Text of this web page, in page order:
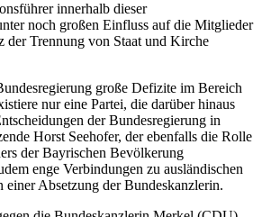
innerhalb dieser
noch großen Einfluss auf die Mitglieder
der Trennung von Staat und Kirche
große Defizite im Bereich
nur eine Partei, die darüber hinaus
der Bundesregierung in
Horst Seehofer, der ebenfalls die Rolle
der Bayrischen Bevölkerung
enge Verbindungen zu ausländischen
einer Absetzung der Bundeskanzlerin.